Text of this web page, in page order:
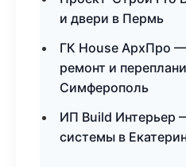
и двери в Пермь
ГК House АрхПро
ремонт и
Симферополь
ИП Build Интерьер
системы в